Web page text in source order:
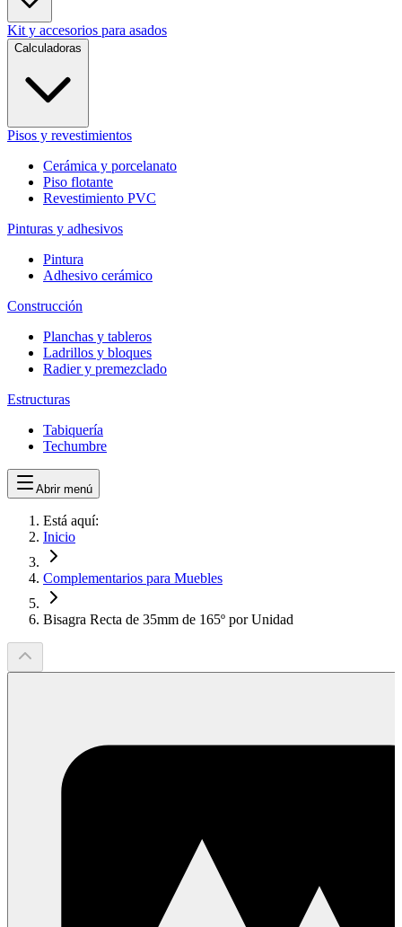
Kit y accesorios para asados
Calculadoras
Pisos y revestimientos
Cerámica y porcelanato
Piso flotante
Revestimiento PVC
Pinturas y adhesivos
Pintura
Adhesivo cerámico
Construcción
Planchas y tableros
Ladrillos y bloques
Radier y premezclado
Estructuras
Tabiquería
Techumbre
Abrir menú
Está aquí:
Inicio
Complementarios para Muebles
Bisagra Recta de 35mm de 165º por Unidad